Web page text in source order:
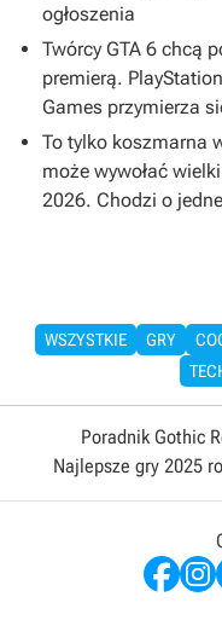
ogłoszenia
Twórcy GTA 6 chcą
premierą.
Games przymierza
To tylko koszmarna
może wywołać
2026. Chodzi o
WSZYSTKIE GRY
Poradnik Gothic
Najlepsze gry 2025